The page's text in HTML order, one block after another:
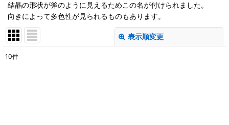
結晶の形状が斧のように見えるためこの名が付けられました。
向きによって多色性が見られるものもあります。
表示順変更
10件